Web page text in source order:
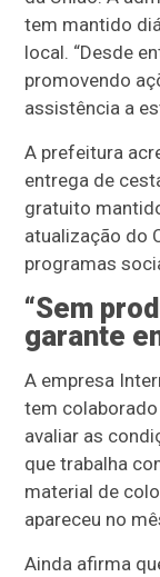
tem mantido
local. “Desde
promovendo
assistência a
A prefeitura
entrega de
gratuito
atualização do
programas
“Sem
garante
A empresa
tem
avaliar as
que trabalha
material de
apareceu no
Ainda afirma